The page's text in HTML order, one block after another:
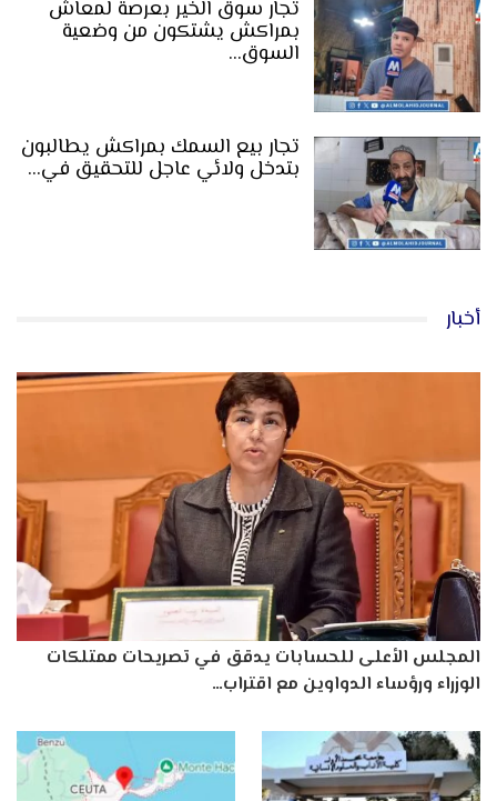
تجار سوق الخير بعرصة لمعاش
بمراكش يشتكون من وضعية
السوق…
تجار بيع السمك بمراكش يطالبون
بتدخل ولائي عاجل للتحقيق في…
أخبار
المجلس الأعلى للحسابات يدقق في تصريحات ممتلكات
الوزراء ورؤساء الدواوين مع اقتراب…